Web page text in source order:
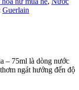
Guerlain
– 75ml là dòng nước
ngát hướng đến độ